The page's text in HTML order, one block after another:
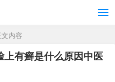
内容
上有癣是什么原因中医